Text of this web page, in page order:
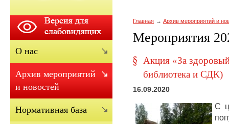
Главная Архив мероприятий и
Мероприятия
Акция «За
библиотека и СДК)
16.09.2020
С
О нас
Архив мероприятий
и новостей
Нормативная база